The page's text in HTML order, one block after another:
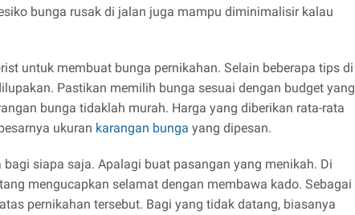
bunga rusak di jalan juga mampu diminimalisir kalau
untuk membuat bunga pernikahan. Selain beberapa tips di
Pastikan memilih bunga sesuai dengan budget yang
bunga tidaklah murah. Harga yang diberikan rata-rata
ukuran karangan bunga yang dipesan.
siapa saja. Apalagi buat pasangan yang menikah. Di
mengucapkan selamat dengan membawa kado. Sebagai
pernikahan tersebut. Bagi yang tidak datang, biasanya